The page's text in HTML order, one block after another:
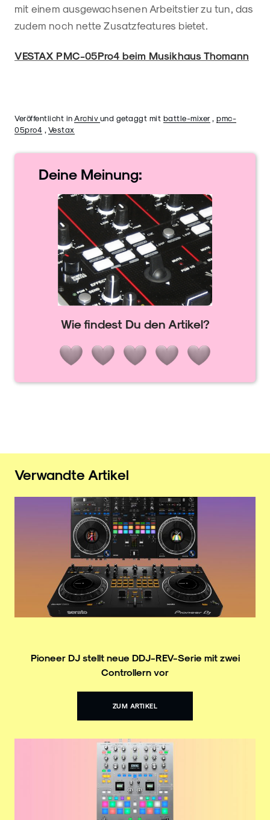
mit einem ausgewachsenen Arbeitstier zu tun, das
zudem noch nette Zusatzfeatures bietet.
VESTAX PMC-05Pro4 beim Musikhaus Thomann
Veröffentlicht in Archiv und getaggt mit battle-mixer, pmc-
05pro4
Vestax
Deine Meinung:
Wie findest Du den Artikel?
Verwandte Artikel
Pioneer DJ stellt neue DDJ-REV-Serie mit zwei
Controllern vor
ZUM ARTIKEL